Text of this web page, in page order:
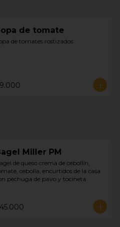
de tomate
de tomates rostizados
Miller PM
de queso crema de cebollín,
cebolla, encurtidos de la casa
pechuga de pavo y tocineta.